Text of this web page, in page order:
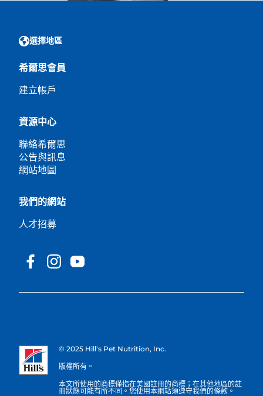
選擇地區
希爾思會員
建立帳戶
資源中心
聯絡希爾思
公告與訊息
網站地圖
我們的網站
人才招募
© 2025 Hill's Pet Nutrition, Inc.
版權所有。
本文所使用的商標僅指在美國註冊的商標；在其他地區的註
冊狀態可能有所不同。您使用本網站須遵守我們的條款。